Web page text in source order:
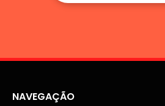
NAVEGAÇÃO